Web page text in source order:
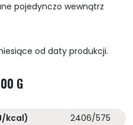
pojedynczo wewnątrz
od daty produkcji.
G
kcal)
2406/575